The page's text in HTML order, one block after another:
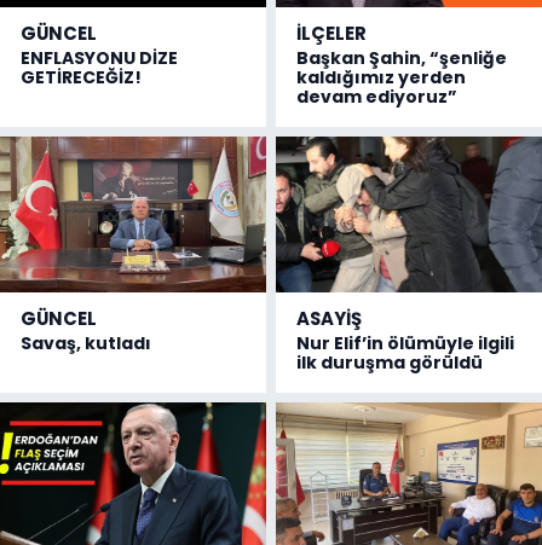
GÜNCEL
ENFLASYONU DİZE
GETİRECEĞİZ!
İLÇELER
Başkan Şahin, “şenliğe
kaldığımız yerden
devam ediyoruz”
GÜNCEL
Savaş, kutladı
ASAYİŞ
Nur Elif’in ölümüyle ilgili
ilk duruşma görüldü